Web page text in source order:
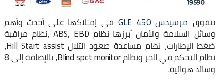
تتفوق مرسيدس GLE 450 في إمتلاكها على أحدث وأهم
وسائل السلامة والأمان أبرزها نظام ABS, EBD ،نظام مراقبة
ضغط الإطارات، نظام مساعدة صعود التلال Hill Start assist،
نظام التحكم في الجر ونظام Blind spot monitor، بالإضافة إلى 8
وسائد هوائية.